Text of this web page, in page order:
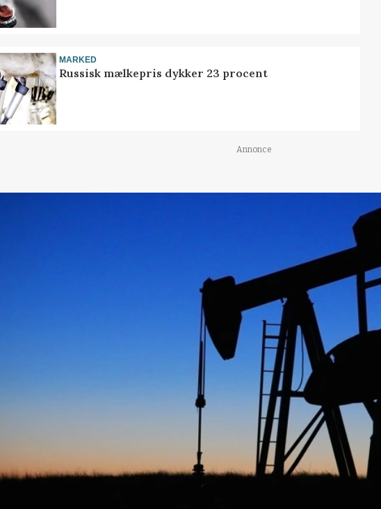
MARKED
Russisk mælkepris dykker 23 procent
Annonce